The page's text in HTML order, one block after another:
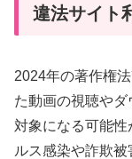
違法サイト
2024年の著作権
た動画の視聴や
対象になる可能
ルス感染や詐欺